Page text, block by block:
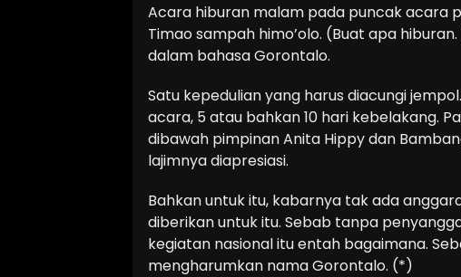
Acara hiburan malam pada puncak acara
Timao sampah himo’olo. (Buat apa
dalam bahasa Gorontalo.
Satu kepedulian yang harus diacungi
acara, 5 atau bahkan 10 hari kebelakang.
dibawah pimpinan Anita Hippy dan
lajimnya diapresiasi.
Bahkan untuk itu, kabarnya tak ada
diberikan untuk itu. Sebab tanpa
kegiatan nasional itu entah bagaimana.
mengharumkan nama Gorontalo. (*)